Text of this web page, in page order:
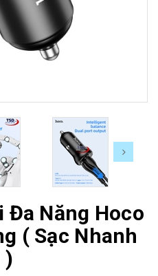
Đa Năng Hoco
( Sạc Nhanh
)